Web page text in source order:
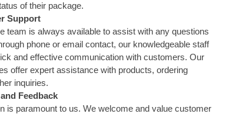
of their package.
Support
team is always available to assist with any questions
phone or email contact, our knowledgeable staff
and effective communication with customers. Our
offer expert assistance with products, ordering
inquiries.
Feedback
is paramount to us. We welcome and value customer